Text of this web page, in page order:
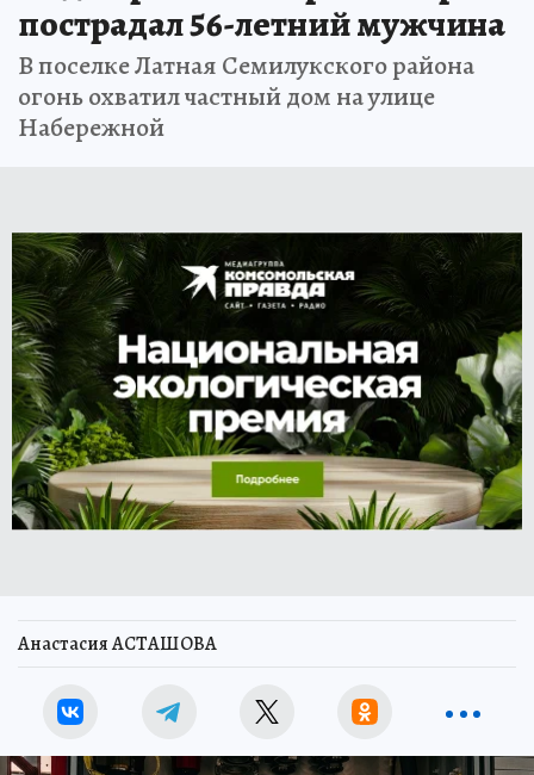
пострадал 56-летний мужчина
В поселке Латная Семилукского района
огонь охватил частный дом на улице
Набережной
Анастасия АСТАШОВА